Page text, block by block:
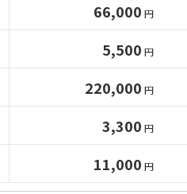
66,000 円
5,500 円
220,000 円
3,300 円
11,000 円